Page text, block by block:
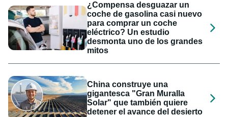
¿Compensa desguazar un
coche de gasolina casi nuevo
para comprar un coche
eléctrico? Un estudio
desmonta uno de los grandes
mitos
China construye una
gigantesca "Gran Muralla
Solar" que también quiere
detener el avance del desierto